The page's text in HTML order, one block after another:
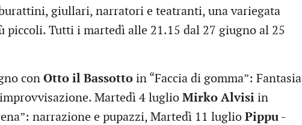
giullari, narratori e teatranti, una variegata
piccoli. Tutti i martedì alle 21.15 dal 27 giugno al 25
con Otto il Bassotto in “Faccia di gomma”: Fantasia
Martedì 4 luglio Mirko Alvisi in
narrazione e pupazzi, Martedì 11 luglio Pippu -